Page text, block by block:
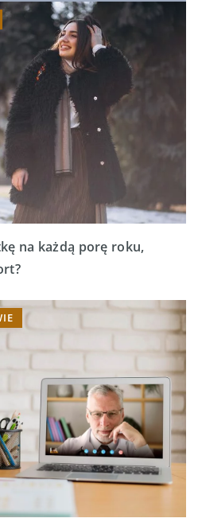
na każdą porę roku,